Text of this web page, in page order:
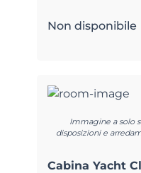
Non disponibile
Immagine a solo
disposizioni e
Cabina Yacht